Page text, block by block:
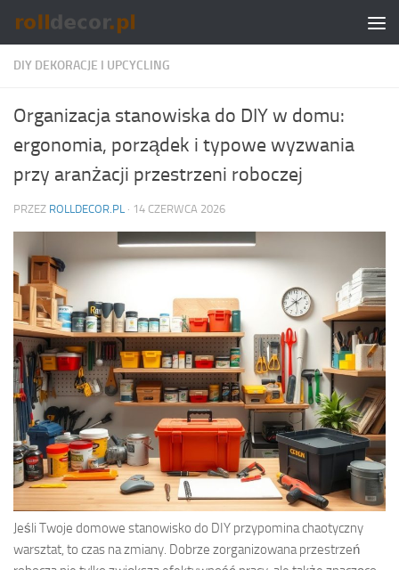
Skip to content
DIY DEKORACJE I UPCYCLING
Organizacja stanowiska do DIY w domu:
ergonomia, porządek i typowe wyzwania
przy aranżacji przestrzeni roboczej
PRZEZ ROLLDECOR.PL · 14 CZERWCA 2026
Jeśli Twoje domowe stanowisko do DIY przypomina chaotyczny
warsztat, to czas na zmiany. Dobrze zorganizowana przestrzeń